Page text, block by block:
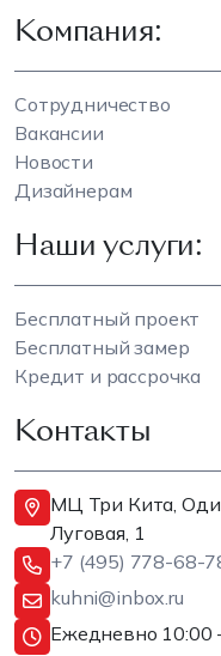
Компания:
Сотрудничество
Вакансии
Новости
Дизайнерам
Наши услуги:
Бесплатный проект
Бесплатный замер
Кредит и рассрочка
Контакты
МЦ Три Кита,
Луговая, 1
+7 (495) 778-68-
kuhni@inbox.ru
Ежедневно 10:00